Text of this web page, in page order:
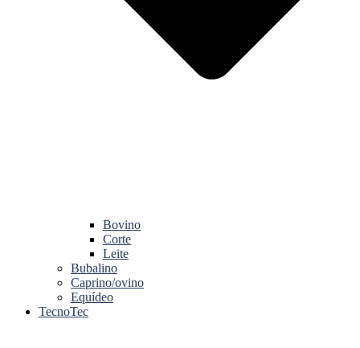
Bovino
Corte
Leite
Bubalino
Caprino/ovino
Equídeo
TecnoTec